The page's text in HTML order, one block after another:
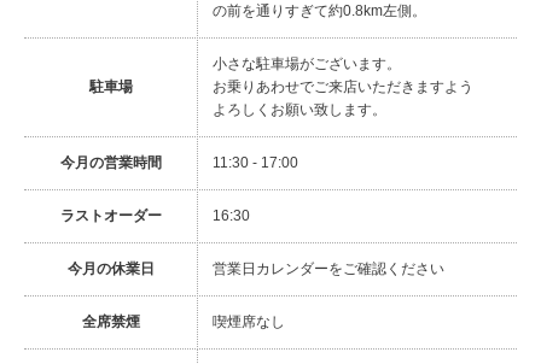
の前を通りすぎて約0.8km左側。
駐車場
小さな駐車場がございます。
お乗りあわせでご来店いただきますよう
よろしくお願い致します。
今月の営業時間 11:30 - 17:00
ラストオーダー 16:30
今月の休業日 営業日カレンダーをご確認ください
全席禁煙 喫煙席なし